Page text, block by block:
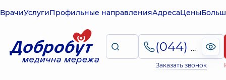
ВрачиУслугиПрофильные направленияАдресаЦены
(044) 495-2-888
Заказать звонок